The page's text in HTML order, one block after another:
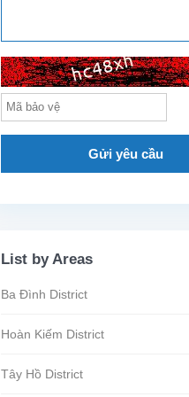
Gửi yêu cầu
List by Areas
Ba Đình District
Hoàn Kiếm District
Tây Hồ District